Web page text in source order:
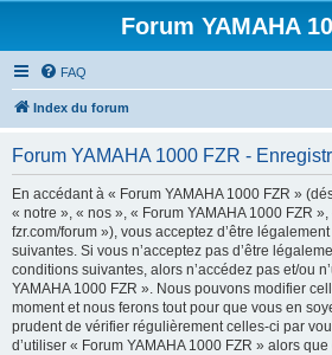
Forum YAMAHA
FAQ
Index du forum
Forum YAMAHA 1000 FZR -
En accédant à « Forum YAMAHA 1000 FZR »
« notre », « nos », « Forum YAMAHA 1000 FZR
fzr.com/forum »), vous acceptez d’être
suivantes. Si vous n’acceptez pas d’être
conditions suivantes, alors n’accédez pas et/ou
YAMAHA 1000 FZR ». Nous pouvons modifier
moment et nous ferons tout pour que vous en
prudent de vérifier régulièrement celles-ci par
d’utiliser « Forum YAMAHA 1000 FZR » alors